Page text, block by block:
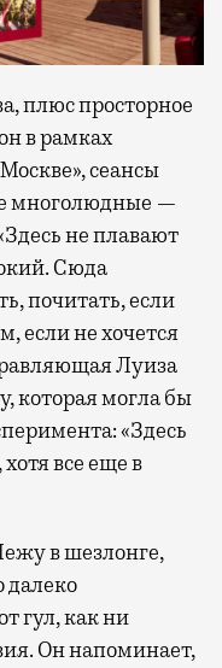
плюс просторное
в рамках
сеансы
многолюдные —
не плавают
Сюда
почитать, если
если не хочется
Луиза
которая могла бы
«Здесь
все еще в
в шезлонге,
гул, как ни
Он напоминает,